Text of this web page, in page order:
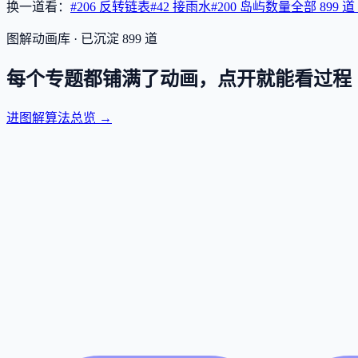
换一道看： #206 反转链表#42 接雨水#200 岛屿数量全部 899
图解动画库 · 已沉淀 899 道
每个专题都铺满了动画，点开就能看过程
进图解算法总览 →